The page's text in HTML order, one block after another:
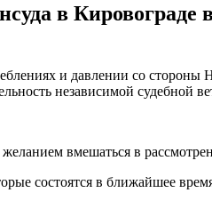
в Кировограде
и давлении со
независимой судебной
вмешаться в
состоятся в ближайшее